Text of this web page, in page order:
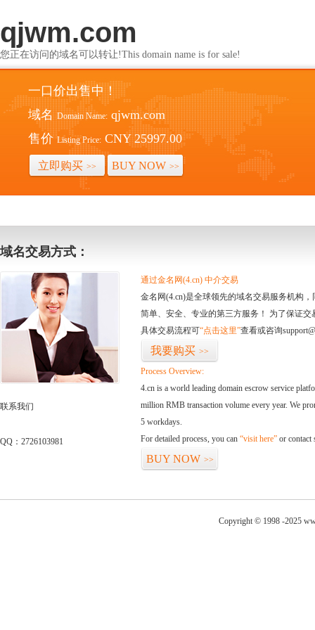
qjwm.com
您正在访问的域名可以转让!This domain name is for sale!
一口价出售中！
域名 Domain Name: qjwm.com
售价 Listing Price: CNY 25997.00
立即购买 >> BUY NOW >>
域名交易方式：
联系我们
QQ：2726103981
通过金名网(4.cn) 中介交易
金名网(4.cn)是全球领先的域名交易服务机构
简单、安全、专业的第三方服务！ 为了保证
具体交易流程可“点击这里”查看或咨询
我要购买 >>
Process Overview:
4.cn is a world leading domain escrow service
million RMB transaction volume every year. We
5 workdays.
For detailed process, you can “visit here” or contact
BUY NOW >>
Copyright © 1998 -2025